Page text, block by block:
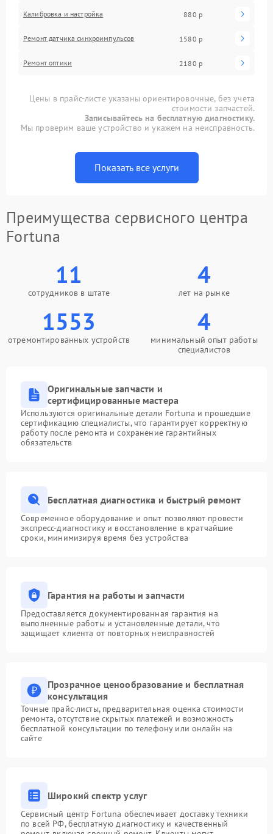
Калибровка и настройка 880 р
Ремонт датчика синхроимпульсов 1580 р
Ремонт оптики 2180 р
Цены в прайс-листе указаны ориентировочные, без учета
стоимости запчастей.
Записывайтесь на бесплатную диагностику.
Мы проверим ваше устройство и укажем на неисправность.
Показать все услуги
Преимущества сервисного центра
Fortuna
11
сотрудников в штате
4
лет на рынке
1553
отремонтированных устройств
4
минимальный опыт работы
специалистов
Оригинальные запчасти и
сертифицированные мастера
Используются оригинальные детали Fortuna и прошедшие
сертификацию специалисты, что гарантирует корректную
работу после ремонта и сохранение гарантийных
обязательств
Бесплатная диагностика и быстрый ремонт
Современное оборудование и опыт позволяют провести
экспресс-диагностику и восстановление в кратчайшие
сроки, минимизируя время без устройства
Гарантия на работы и запчасти
Предоставляется документированная гарантия на
выполненные работы и установленные детали, что
защищает клиента от повторных неисправностей
Прозрачное ценообразование и бесплатная
консультация
Точные прайс-листы, предварительная оценка стоимости
ремонта, отсутствие скрытых платежей и возможность
бесплатной консультации по телефону или онлайн на
сайте
Широкий спектр услуг
Сервисный центр Fortuna обеспечивает доставку техники
по всей РФ, бесплатную диагностику и качественный